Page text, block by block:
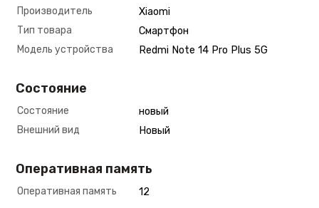
Производитель
Xiaomi
Тип товара
Смартфон
Модель устройства
Redmi Note 14 Pro Plus 5G
Состояние
Состояние
новый
Внешний вид
Новый
Оперативная память
Оперативная память 12